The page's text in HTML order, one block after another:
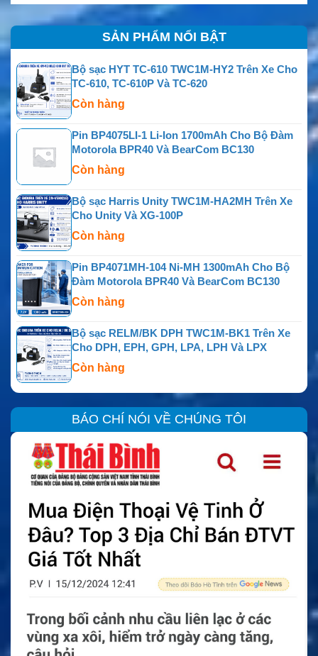
SẢN PHẨM NỔI BẬT
Bộ sạc HYT TC-610 TWC1M-HY2 Trên Xe Cho
TC-610, TC-610P Và TC-620
Còn hàng
Pin BP4075LI-1 Li-Ion 1700mAh Cho Bộ Đàm
Motorola BPR40 Và BearCom BC130
Còn hàng
Bộ sạc Harris Unity TWC1M-HA2MH Trên Xe
Cho Unity Và XG-100P
Còn hàng
Pin BP4071MH-104 Ni-MH 1300mAh Cho Bộ
Đàm Motorola BPR40 Và BearCom BC130
Còn hàng
Bộ sạc RELM/BK DPH TWC1M-BK1 Trên Xe
Cho DPH, EPH, GPH, LPA, LPH Và LPX
Còn hàng
BÁO CHÍ NÓI VỀ CHÚNG TÔI